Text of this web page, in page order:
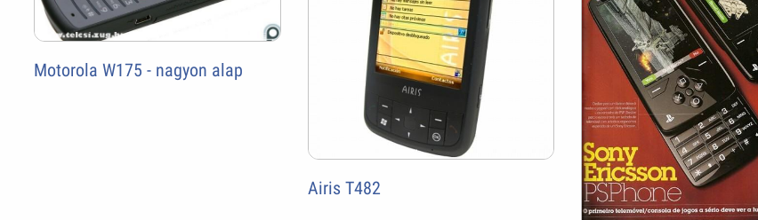
Motorola W175 - nagyon alap
Airis T482